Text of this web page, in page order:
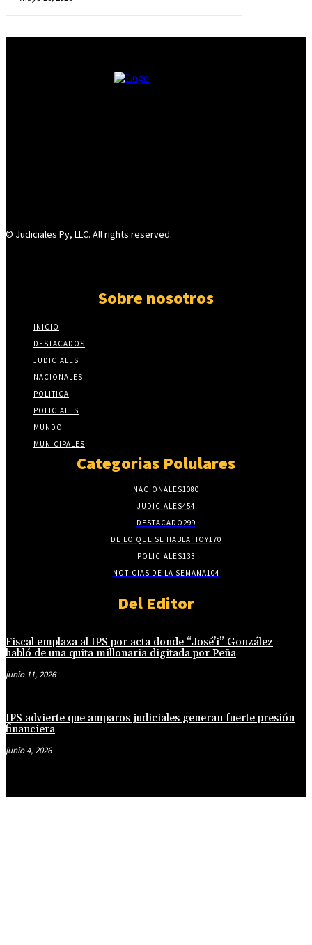
© Judiciales Py, LLC. All rights reserved.
Sobre nosotros
INICIO
DESTACADOS
JUDICIALES
NACIONALES
POLITICA
POLICIALES
MUNDO
MUNICIPALES
Categorias Polulares
NACIONALES1080
JUDICIALES454
DESTACADO299
DE LO QUE SE HABLA HOY170
POLICIALES133
NOTICIAS DE LA SEMANA104
Del Editor
Fiscal emplaza al IPS por acta donde “José’i” González
habló de una quita millonaria digitada por Peña
junio 11, 2026
IPS advierte que amparos judiciales generan fuerte presión
financiera
junio 4, 2026